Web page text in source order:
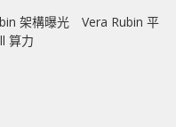
架構曝光 Vera Rubin 平
算力